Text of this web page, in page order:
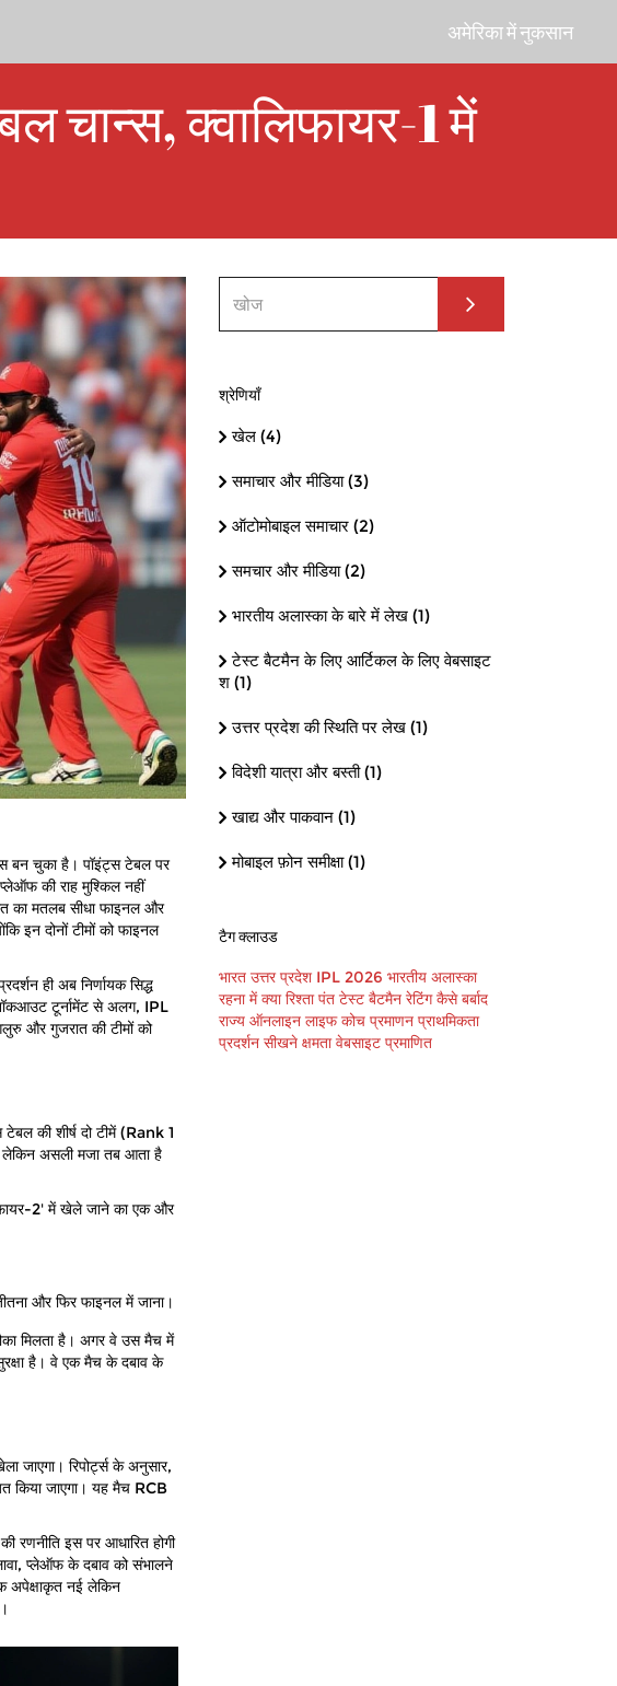
अमेरिका में नुकसान
चान्स, क्वालिफायर-1 में
बन चुका है। पॉइंट्स टेबल पर
की राह मुश्किल नहीं
का मतलब सीधा फाइनल और
इन दोनों टीमों को फाइनल
ही अब निर्णायक सिद्ध
टूर्नामेंट से अलग, IPL
और गुजरात की टीमों को
की शीर्ष दो टीमें (Rank 1
लेकिन असली मजा तब आता है
2' में खेले जाने का एक और
और फिर फाइनल में जाना।
मिलता है। अगर वे उस मैच में
है। वे एक मैच के दबाव के
जाएगा। रिपोर्ट्स के अनुसार,
किया जाएगा। यह मैच RCB
रणनीति इस पर आधारित होगी
प्लेऑफ के दबाव को संभालने
अपेक्षाकृत नई लेकिन
श्रेणियाँ
खेल (4)
समाचार और मीडिया(3)
ऑटोमोबाइल समाचार (2)
समचार और मीडिया(2)
भारतीय अलास्का के बारे में लेख (1)
टेस्ट बैटमैन के लिए आर्टिकल के लिए वेबसाइट
श (1)
उत्तर प्रदेश की स्थिति पर लेख (1)
विदेशी यात्रा और बस्ती(1)
खाद्य और पाकवान (1)
मोबाइल फ़ोन समीक्षा(1)
टैग क्लाउड
भारत उत्तर प्रदेश IPL 2026 भारतीय अलास्का
रहना में क्या रिश्ता पंत टेस्ट बैटमैन रेटिंग कैसे बर्बाद
राज्य ऑनलाइन लाइफ कोच प्रमाणन प्राथमिकता
प्रदर्शन सीखने क्षमता वेबसाइट प्रमाणित